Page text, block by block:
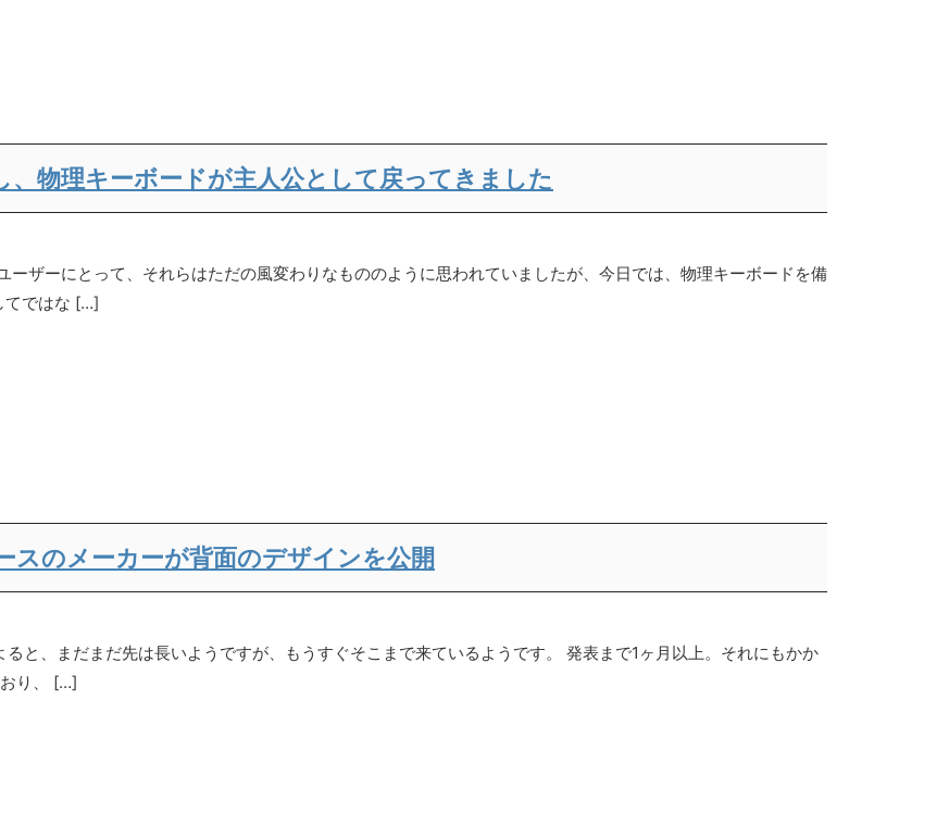
物理キーボードが主人公として戻ってきました
ザーにとって、それらはただの風変わりなもののように思われていましたが、今日では、物理キーボードを備
てではな […]
のメーカーが背面のデザインを公開
と、まだまだ先は長いようですが、もうすぐそこまで来ているようです。 発表まで1ヶ月以上。それにもかか
り、 […]